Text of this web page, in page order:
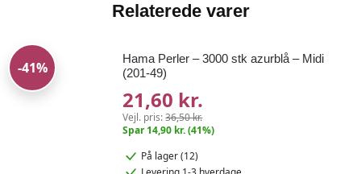
Relaterede varer
-41%
Hama Perler – 3000 stk azurblå – Midi
(201-49)
21,60 kr.
Vejl. pris:36,50 kr.
Spar 14,90 kr. (41%)
På lager (12)